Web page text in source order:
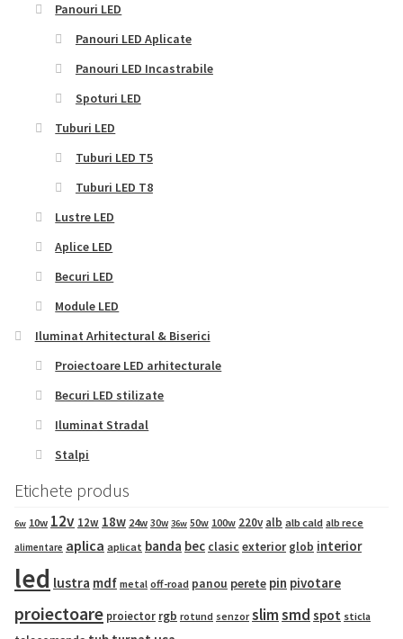
Panouri LED
Panouri LED Aplicate
Panouri LED Incastrabile
Spoturi LED
Tuburi LED
Tuburi LED T5
Tuburi LED T8
Lustre LED
Aplice LED
Becuri LED
Module LED
Iluminat Arhitectural & Biserici
Proiectoare LED arhitecturale
Becuri LED stilizate
Iluminat Stradal
Stalpi
Etichete produs
6w 10w 12v 12w 18w 24w 30w 36w 50w 100w 220v alb alb cald alb rece
alimentare aplica aplicat banda bec clasic exterior glob interior
led lustra mdf metal off-road panou perete pin pivotare
proiectoare proiector rgb rotund senzor slimsmd spot sticla